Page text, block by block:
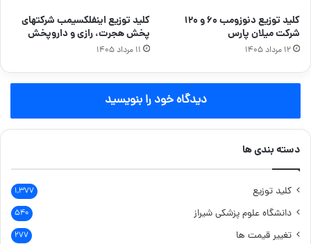
کلید توزیع دنوزومب ۶۰ و ۱۲۰
شرکت میلان پارس
۱۲ مرداد ۱۴۰۵
کلید توزیع اینفلکسیمب شرکتهای
پخش هجرت، رازی و داروپخش
۱۱ مرداد ۱۴۰۵
دیدگاه خود را بنویسید
دسته بندی ها
کلید توزیع ۱,۳۷۷
دانشگاه علوم پزشکی شیراز ۵۴۰
تغییر قیمت ها ۲۷۷